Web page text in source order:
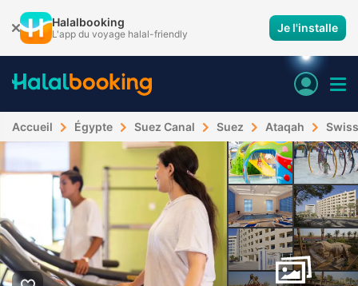
Halalbooking
L'app du voyage halal-friendly Je l'installe
Accueil Égypte Suez Canal Suez Ataqah